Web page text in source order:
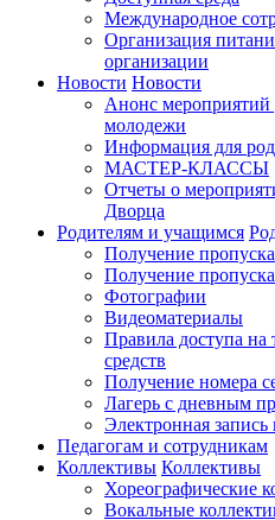
Международное
Организация
организации
Новости Новости
Анонс мероприятий
молодежи
Информация для
МАСТЕР-КЛАССЫ
Отчеты о
Дворца
Родителям и учащимся
Получение
Получение
Фотографии
Видеоматериалы
Правила доступа
средств
Получение номера
Лагерь с дневным
Электронная
Педагогам и сотрудникам
Коллективы Коллективы
Хореографические
Вокальные